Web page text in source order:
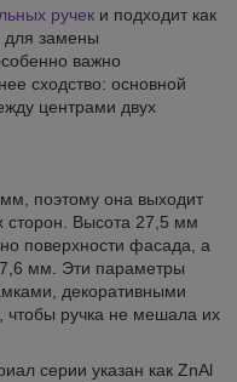
ручек и подходит как
для замены
важно
сходство: основной
центрами двух
поэтому она выходит
сторон. Высота 27,5 мм
поверхности фасада, а
мм. Эти параметры
декоративными
ручка не мешала их
серии указан как ZnAl